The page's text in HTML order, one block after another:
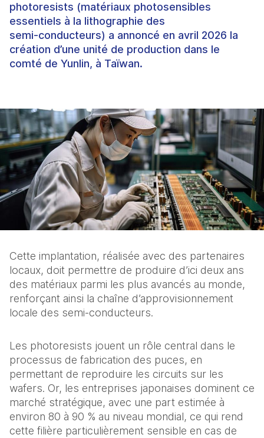
photoresists (matériaux photosensibles
essentiels à la lithographie des
semi‑conducteurs) a annoncé en avril 2026 la
création d’une unité de production dans le
comté de Yunlin, à Taïwan.
Cette implantation, réalisée avec des partenaires
locaux, doit permettre de produire d’ici deux ans
des matériaux parmi les plus avancés au monde,
renforçant ainsi la chaîne d’approvisionnement
locale des semi-conducteurs.
Les photoresists jouent un rôle central dans le
processus de fabrication des puces, en
permettant de reproduire les circuits sur les
wafers. Or, les entreprises japonaises dominent ce
marché stratégique, avec une part estimée à
environ 80 à 90 % au niveau mondial, ce qui rend
cette filière particulièrement sensible en cas de